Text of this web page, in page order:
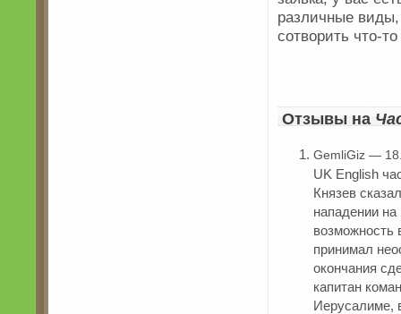
различные
сотворить что-
Отзывы на
GemliGiz —
UK English
Князев
нападении
возможность
принимал
окончания
капитан
Иерусалиме,